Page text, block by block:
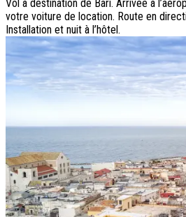
Vol à destination de Bari. Arrivée à
votre voiture de location. Route en
Installation et nuit à l’hôtel.